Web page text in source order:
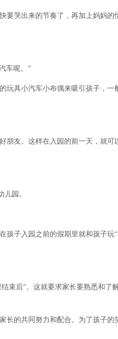
要哭出来的节奏了，再加上妈妈的
车呢。”
玩具小汽车小布偶来吸引孩子，一
朋友。这样在入园的前一天，就可
园。
孩子入园之前的假期里就和孩子玩
束后”。这就要求家长要熟悉和了
长的共同努力和配合。为了孩子的